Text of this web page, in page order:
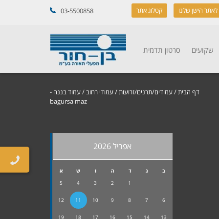
03-5500858 הישן שלנו קטלוג אתר
שקועים סרטון תדמית
דף הבית/עמודים/תרנים/זרועות/עמודי רחוב/ עמוד בננה -
bagursa maz
אפריל 2026
ב ג ד ה ו ש
א
1
2
3
4
5
6
7
8
9
10
11
12
13
14
15
16
17
18
19